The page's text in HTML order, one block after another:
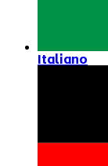
Italiano